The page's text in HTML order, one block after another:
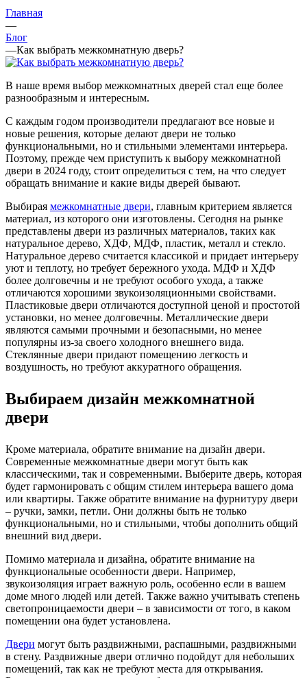
Главная
—
Блог
—Как выбрать межкомнатную дверь?
В наше время выбор межкомнатных дверей стал еще более
разнообразным и интересным.
С каждым годом производители предлагают все новые и
новые решения, которые делают двери не только
функциональными, но и стильными элементами интерьера.
Поэтому, прежде чем приступить к выбору межкомнатной
двери в 2024 году, стоит определиться с тем, на что следует
обращать внимание и какие виды дверей бывают.
Выбирая межкомнатные двери, главным критерием является
материал, из которого они изготовлены. Сегодня на рынке
представлены двери из различных материалов, таких как
натуральное дерево, ХДФ, МДФ, пластик, металл и стекло.
Натуральное дерево считается классикой и придает интерьеру
уют и теплоту, но требует бережного ухода. МДФ и ХДФ
более долговечны и не требуют особого ухода, а также
отличаются хорошими звукоизоляционными свойствами.
Пластиковые двери отличаются доступной ценой и простотой
установки, но менее долговечны. Металлические двери
являются самыми прочными и безопасными, но менее
популярны из-за своего холодного внешнего вида.
Стеклянные двери придают помещению легкость и
воздушность, но требуют аккуратного обращения.
Выбираем дизайн межкомнатной
двери
Кроме материала, обратите внимание на дизайн двери.
Современные межкомнатные двери могут быть как
классическими, так и современными. Выберите дверь, которая
будет гармонировать с общим стилем интерьера вашего дома
или квартиры. Также обратите внимание на фурнитуру двери
– ручки, замки, петли. Они должны быть не только
функциональными, но и стильными, чтобы дополнить общий
внешний вид двери.
Помимо материала и дизайна, обратите внимание на
функциональные особенности двери. Например,
звукоизоляция играет важную роль, особенно если в вашем
доме много людей или детей. Также важно учитывать степень
светопроницаемости двери – в зависимости от того, в каком
помещении она будет установлена.
Двери могут быть раздвижными, распашными, раздвижными
в стену. Раздвижные двери отлично подойдут для небольших
помещений, так как не требуют места для открывания.